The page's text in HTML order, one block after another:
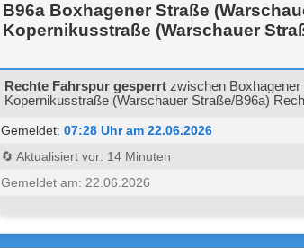
B96a Boxhagener Straße
Kopernikusstraße (Warschauer
Rechte Fahrspur gesperrt zwischen
Kopernikusstraße (Warschauer Straße/B96a)
Gemeldet: 07:28 Uhr am 22.06.2026
🔄 Aktualisiert vor: 14 Minuten
Gemeldet am: 22.06.2026